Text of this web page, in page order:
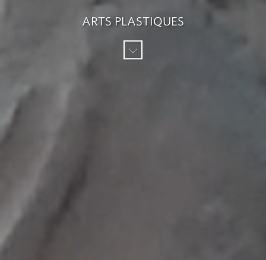
ARTS PLASTIQUES